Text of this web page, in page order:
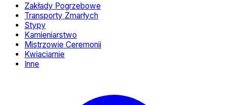
Zakłady Pogrzebowe
Transporty Zmarłych
Stypy
Kamieniarstwo
Mistrzowie Ceremonii
Kwiaciarnie
Inne